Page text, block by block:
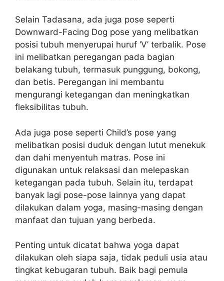
Selain Tadasana, ada juga pose seperti
Downward-Facing Dog pose yang melibatkan
posisi tubuh menyerupai huruf ‘V’ terbalik. Pose
ini melibatkan peregangan pada bagian
belakang tubuh, termasuk punggung, bokong,
dan betis. Peregangan ini membantu
mengurangi ketegangan dan meningkatkan
fleksibilitas tubuh.
Ada juga pose seperti Child’s pose yang
melibatkan posisi duduk dengan lutut menekuk
dan dahi menyentuh matras. Pose ini
digunakan untuk relaksasi dan melepaskan
ketegangan pada tubuh. Selain itu, terdapat
banyak lagi pose-pose lainnya yang dapat
dilakukan dalam yoga, masing-masing dengan
manfaat dan tujuan yang berbeda.
Penting untuk dicatat bahwa yoga dapat
dilakukan oleh siapa saja, tidak peduli usia atau
tingkat kebugaran tubuh. Baik bagi pemula